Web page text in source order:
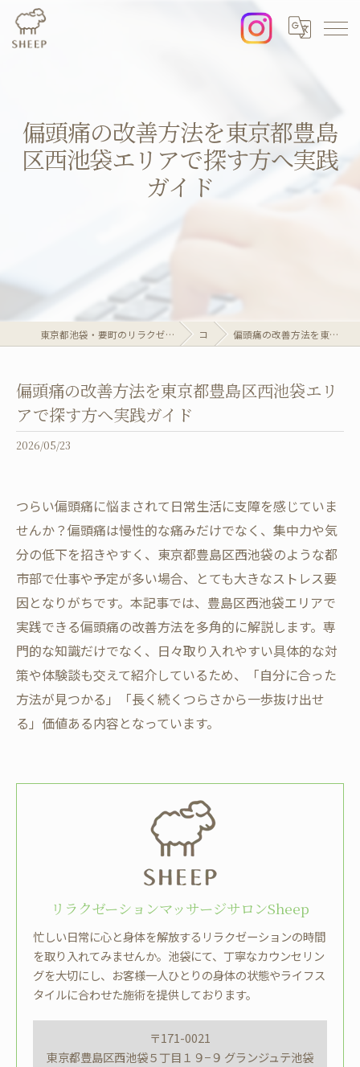
偏頭痛の改善方法を東京都豊島
区西池袋エリアで探す方へ実践
ガイド
東京都池袋・要町のリラクゼーションならリラクゼーションマッサージサロンSheep コラム 偏頭痛の改善方法を東京都豊島区西池袋エリアで探す方へ実践ガイド
偏頭痛の改善方法を東京都豊島区西池袋エリ
アで探す方へ実践ガイド
2026/05/23
つらい偏頭痛に悩まされて日常生活に支障を感じていま
せんか？偏頭痛は慢性的な痛みだけでなく、集中力や気
分の低下を招きやすく、東京都豊島区西池袋のような都
市部で仕事や予定が多い場合、とても大きなストレス要
因となりがちです。本記事では、豊島区西池袋エリアで
実践できる偏頭痛の改善方法を多角的に解説します。専
門的な知識だけでなく、日々取り入れやすい具体的な対
策や体験談も交えて紹介しているため、「自分に合った
方法が見つかる」「長く続くつらさから一歩抜け出せ
る」価値ある内容となっています。
リラクゼーションマッサージサロンSheep
忙しい日常に心と身体を解放するリラクゼーションの時間
を取り入れてみませんか。池袋にて、丁寧なカウンセリン
グを大切にし、お客様一人ひとりの身体の状態やライフス
タイルに合わせた施術を提供しております。
〒171-0021
東京都豊島区西池袋５丁目１９−９ グランジュテ池袋